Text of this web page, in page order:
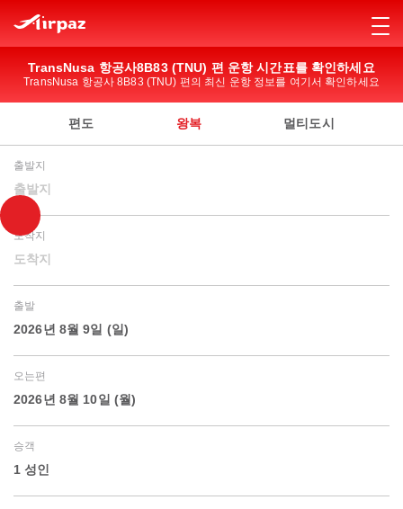
TransNusa 항공사8B83 (TNU) 편 운항 시간표를 확인하세요
TransNusa 항공사 8B83 (TNU) 편의 최신 운항 정보를 여기서 확인하세요
편도 왕복 멀티도시
출발지
출발지
도착지
도착지
출발
2026년 8월 9일 (일)
오는편
2026년 8월 10일 (월)
승객
1 성인